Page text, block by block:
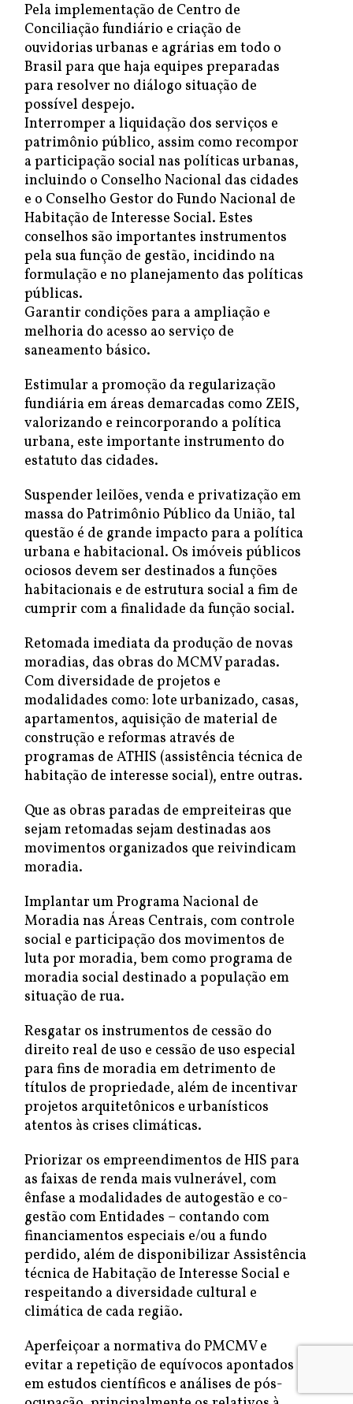
Pela implementação de Centro de
Conciliação fundiário e criação de
ouvidorias urbanas e agrárias em todo o
Brasil para que haja equipes preparadas
para resolver no diálogo situação de
possível despejo.
Interromper a liquidação dos serviços e
patrimônio público, assim como recompor
a participação social nas políticas urbanas,
incluindo o Conselho Nacional das cidades
e o Conselho Gestor do Fundo Nacional de
Habitação de Interesse Social. Estes
conselhos são importantes instrumentos
pela sua função de gestão, incidindo na
formulação e no planejamento das políticas
públicas.
Garantir condições para a ampliação e
melhoria do acesso ao serviço de
saneamento básico.
Estimular a promoção da regularização
fundiária em áreas demarcadas como ZEIS,
valorizando e reincorporando a política
urbana, este importante instrumento do
estatuto das cidades.
Suspender leilões, venda e privatização em
massa do Patrimônio Público da União, tal
questão é de grande impacto para a política
urbana e habitacional. Os imóveis públicos
ociosos devem ser destinados a funções
habitacionais e de estrutura social a fim de
cumprir com a finalidade da função social.
Retomada imediata da produção de novas
moradias, das obras do MCMV paradas.
Com diversidade de projetos e
modalidades como: lote urbanizado, casas,
apartamentos, aquisição de material de
construção e reformas através de
programas de ATHIS (assistência técnica de
habitação de interesse social), entre outras.
Que as obras paradas de empreiteiras que
sejam retomadas sejam destinadas aos
movimentos organizados que reivindicam
moradia.
Implantar um Programa Nacional de
Moradia nas Áreas Centrais, com controle
social e participação dos movimentos de
luta por moradia, bem como programa de
moradia social destinado a população em
situação de rua.
Resgatar os instrumentos de cessão do
direito real de uso e cessão de uso especial
para fins de moradia em detrimento de
títulos de propriedade, além de incentivar
projetos arquitetônicos e urbanísticos
atentos às crises climáticas.
Priorizar os empreendimentos de HIS para
as faixas de renda mais vulnerável, com
ênfase a modalidades de autogestão e co-
gestão com Entidades – contando com
financiamentos especiais e/ou a fundo
perdido, além de disponibilizar Assistência
técnica de Habitação de Interesse Social e
respeitando a diversidade cultural e
climática de cada região.
Aperfeiçoar a normativa do PMCMV e
evitar a repetição de equívocos apontados
em estudos científicos e análises de pós-